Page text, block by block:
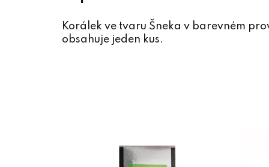
Korálek ve tvaru Šneka v barevném
obsahuje jeden kus.